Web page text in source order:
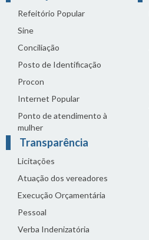
Refeitório Popular
Sine
Conciliação
Posto de Identificação
Procon
Internet Popular
Ponto de atendimento à
mulher
Transparência
Licitações
Atuação dos vereadores
Execução Orçamentária
Pessoal
Verba Indenizatória